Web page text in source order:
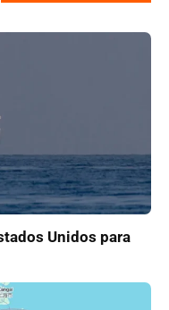
Unidos para